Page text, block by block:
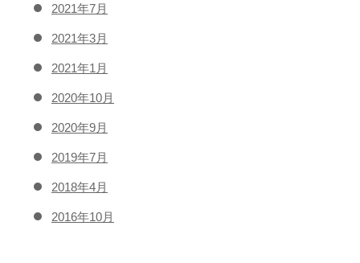
2021年7月
2021年3月
2021年1月
2020年10月
2020年9月
2019年7月
2018年4月
2016年10月